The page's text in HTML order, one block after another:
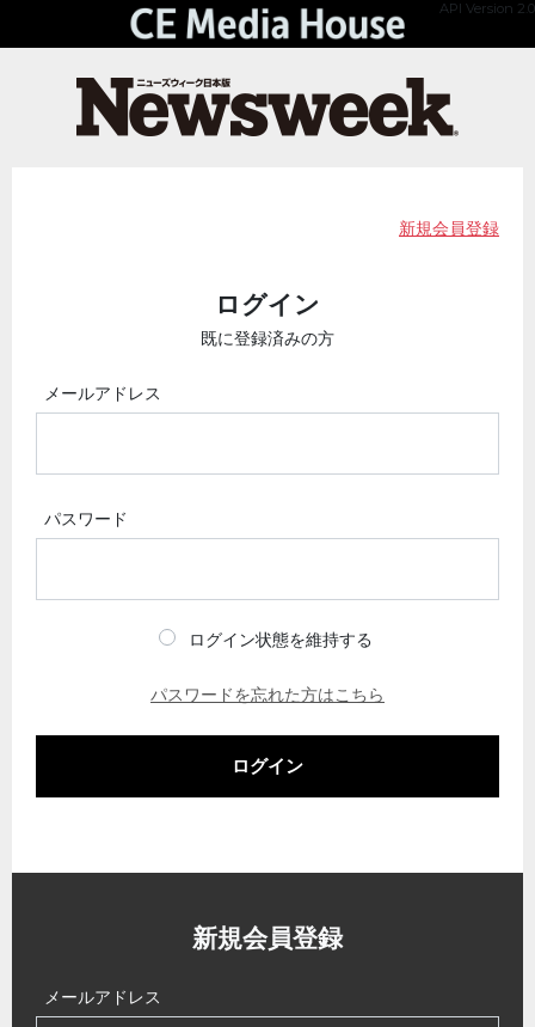
API Version 2.0
新規会員登録
ログイン
既に登録済みの方
メールアドレス
パスワード
ログイン状態を維持する
パスワードを忘れた方はこちら
ログイン
新規会員登録
メールアドレス